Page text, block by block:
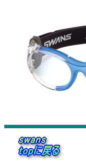
クリ